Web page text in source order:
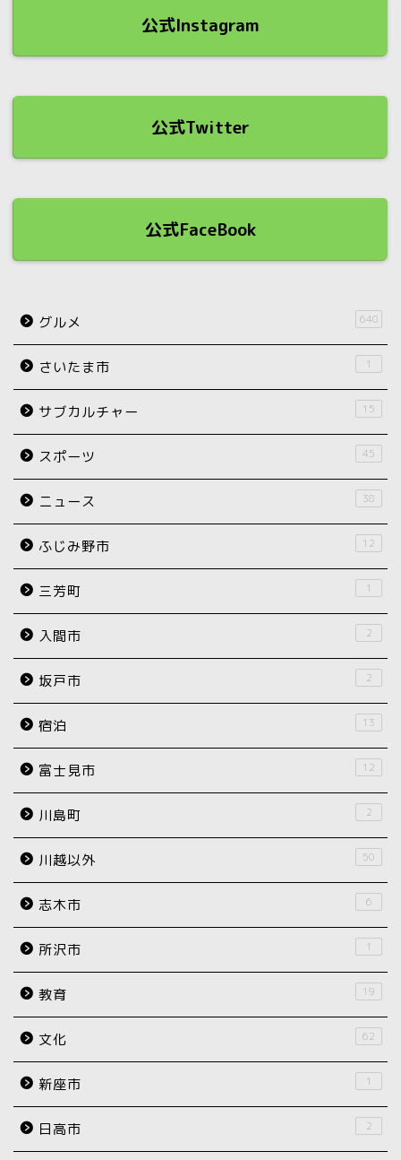
公式Instagram
公式Twitter
公式FaceBook
グルメ 640
さいたま市 1
サブカルチャー 15
スポーツ 45
ニュース 38
ふじみ野市 12
三芳町 1
入間市 2
坂戸市 2
宿泊 13
富士見市 12
川島町 2
川越以外 50
志木市 6
所沢市 1
教育 19
文化 62
新座市 1
日高市 2